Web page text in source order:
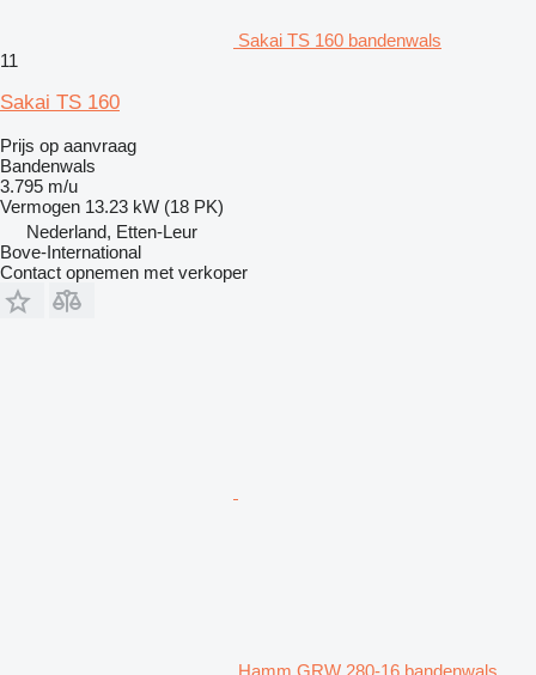
Sakai TS 160 bandenwals
11
Sakai TS 160
Prijs op aanvraag
Bandenwals
3.795 m/u
Vermogen 13.23 kW (18 PK)
Nederland, Etten-Leur
Bove-International
Contact opnemen met verkoper
Hamm GRW 280-16 bandenwals